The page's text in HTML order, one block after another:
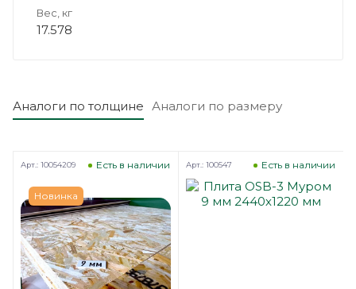
Вес, кг
17.578
Аналоги по толщине Аналоги по размеру
Новинка
Есть в наличии
Арт.: 10054209 Есть в наличии
Арт.: 100547